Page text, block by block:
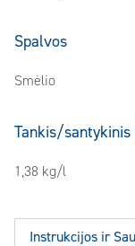
Spalvos
Smėlio
Tankis/
1,38 kg/l
Instrukcijos ir